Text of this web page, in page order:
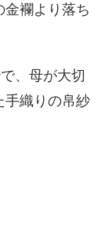
襴より落ち
、母が大切
手織りの帛紗